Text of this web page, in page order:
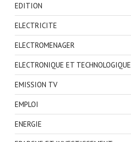
EDITION
ELECTRICITE
ELECTROMENAGER
ELECTRONIQUE ET TECHNOLOGIQUE
EMISSION TV
EMPLOI
ENERGIE